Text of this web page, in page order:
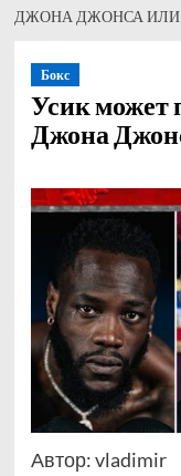
ДЖОНА ДЖОНСА ИЛИ
Бокс
Усик может
Джона
Автор: vladimir